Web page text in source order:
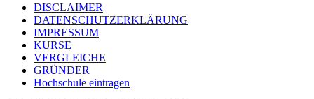
DISCLAIMER
DATENSCHUTZERKLÄRUNG
IMPRESSUM
KURSE
VERGLEICHE
GRÜNDER
Hochschule eintragen